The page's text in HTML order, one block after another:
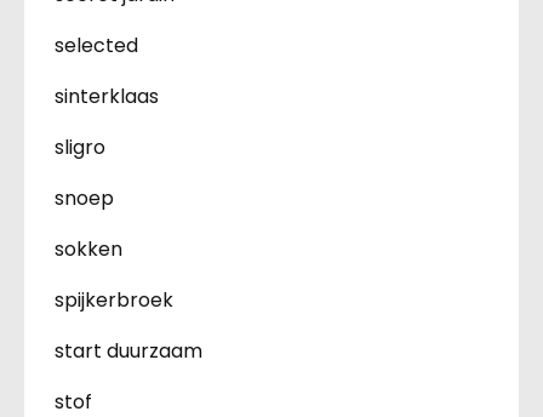
selected
sinterklaas
sligro
snoep
sokken
spijkerbroek
start duurzaam
stof